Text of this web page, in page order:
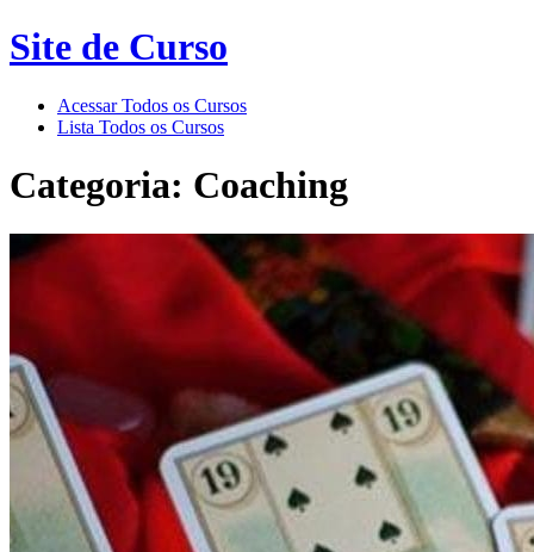
Site de Curso
Acessar Todos os Cursos
Lista Todos os Cursos
Categoria: Coaching